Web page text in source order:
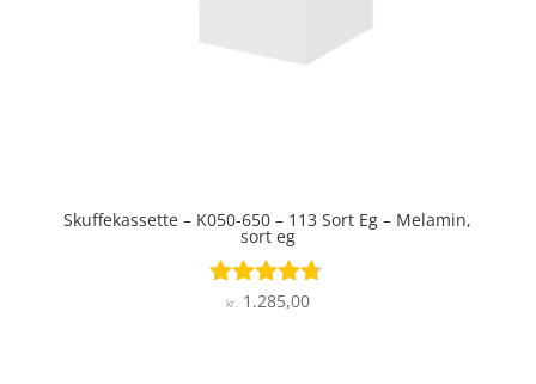
Skuffekassette – K050-650 – 113 Sort Eg – Melamin,
sort eg
Vurderet
kr. 1.285,00